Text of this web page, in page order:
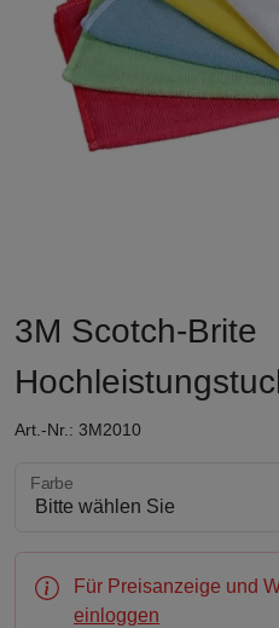
3M Scotch-Brite
Art.-Nr.: 3M2010
Farbe wählen
Farbe
Für Preisanzeige und
einloggen